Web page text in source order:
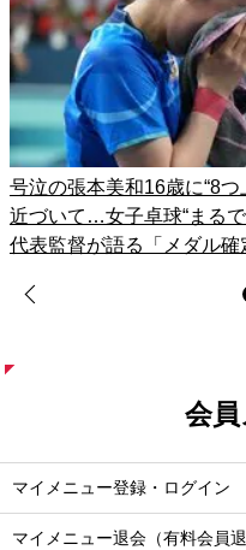
号泣の張本美和16歳に“8
近づいて…女子卓球“まる
代表監督が語る「メダル確
会
マイメニュー登録・ログイン
マイメニュー退会（有料会員退